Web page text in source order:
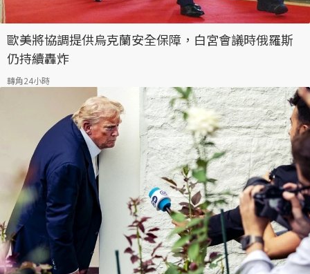
歐美將協調提供烏克蘭安全保障，白宮會議時俄羅斯
仍持續轟炸
轉角24小時